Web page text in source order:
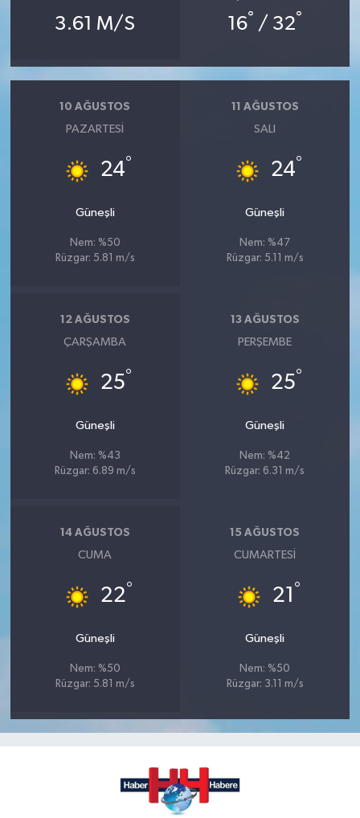
3.61 M/S 16° / 32°
10 AĞUSTOS
PAZARTESI
24°
Güneşli
Nem: %50
Rüzgar: 5.81 m/s
11 AĞUSTOS
SALI
24°
Güneşli
Nem: %47
Rüzgar: 5.11 m/s
12 AĞUSTOS
ÇARŞAMBA
25°
Güneşli
Nem: %43
Rüzgar: 6.89 m/s
13 AĞUSTOS
PERŞEMBE
25°
Güneşli
Nem: %42
Rüzgar: 6.31 m/s
14 AĞUSTOS
CUMA
22°
Güneşli
Nem: %50
Rüzgar: 5.81 m/s
15 AĞUSTOS
CUMARTESI
21 °
Güneşli
Nem: %50
Rüzgar: 3.11 m/s